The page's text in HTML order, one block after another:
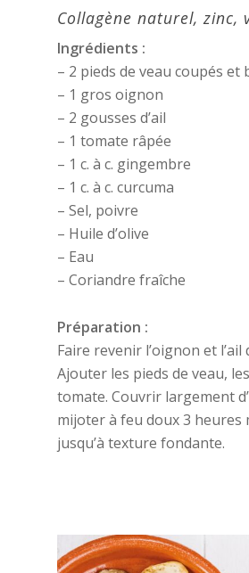
Collagène naturel, zinc,
Ingrédients :
– 2 pieds de veau coupés et
– 1 gros oignon
– 2 gousses d’ail
– 1 tomate râpée
– 1 c. à c. gingembre
– 1 c. à c. curcuma
– Sel, poivre
– Huile d’olive
– Eau
– Coriandre fraîche
Préparation :
Faire revenir l’oignon et l’ail
Ajouter les pieds de veau,
tomate. Couvrir largement
mijoter à feu doux 3 heures
jusqu’à texture fondante.